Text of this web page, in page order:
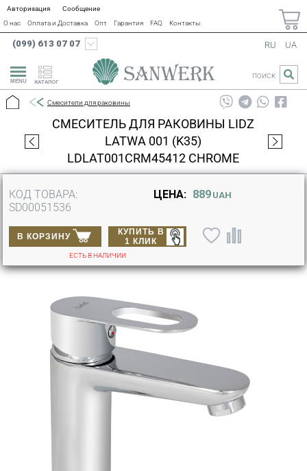
Авторизация
Сообщение
О нас
Оплата и Доставка Опт Гарантия FAQ Контакты
(099) 613 07 07
КАТАЛОГ
RU UA
ПОИСК
Смесители для раковины
СМЕСИТЕЛЬ ДЛЯ РАКОВИНЫ LIDZ
LATWA 001 (K35)
LDLAT001CRM45412 CHROME
КОД ТОВАРА:
SD00051536
ЦЕНА: 889 UAH
В КОРЗИНУ
КУПИТЬ В
1 КЛИК
ЕСТЬ В НАЛИЧИИ